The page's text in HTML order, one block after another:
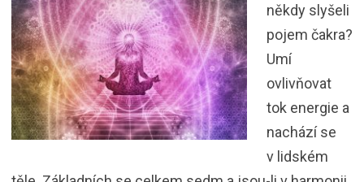
někdy slyšeli
pojem čakra?
Umí
ovlivňovat
tok energie a
nachází se
v lidském